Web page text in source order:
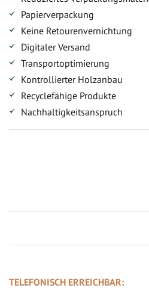
Papierverpackung
Keine Retourenvernichtung
Digitaler Versand
Transportoptimierung
Kontrollierter Holzanbau
Recyclefähige Produkte
Nachhaltigkeitsanspruch
TELEFONISCH ERREICHBAR: